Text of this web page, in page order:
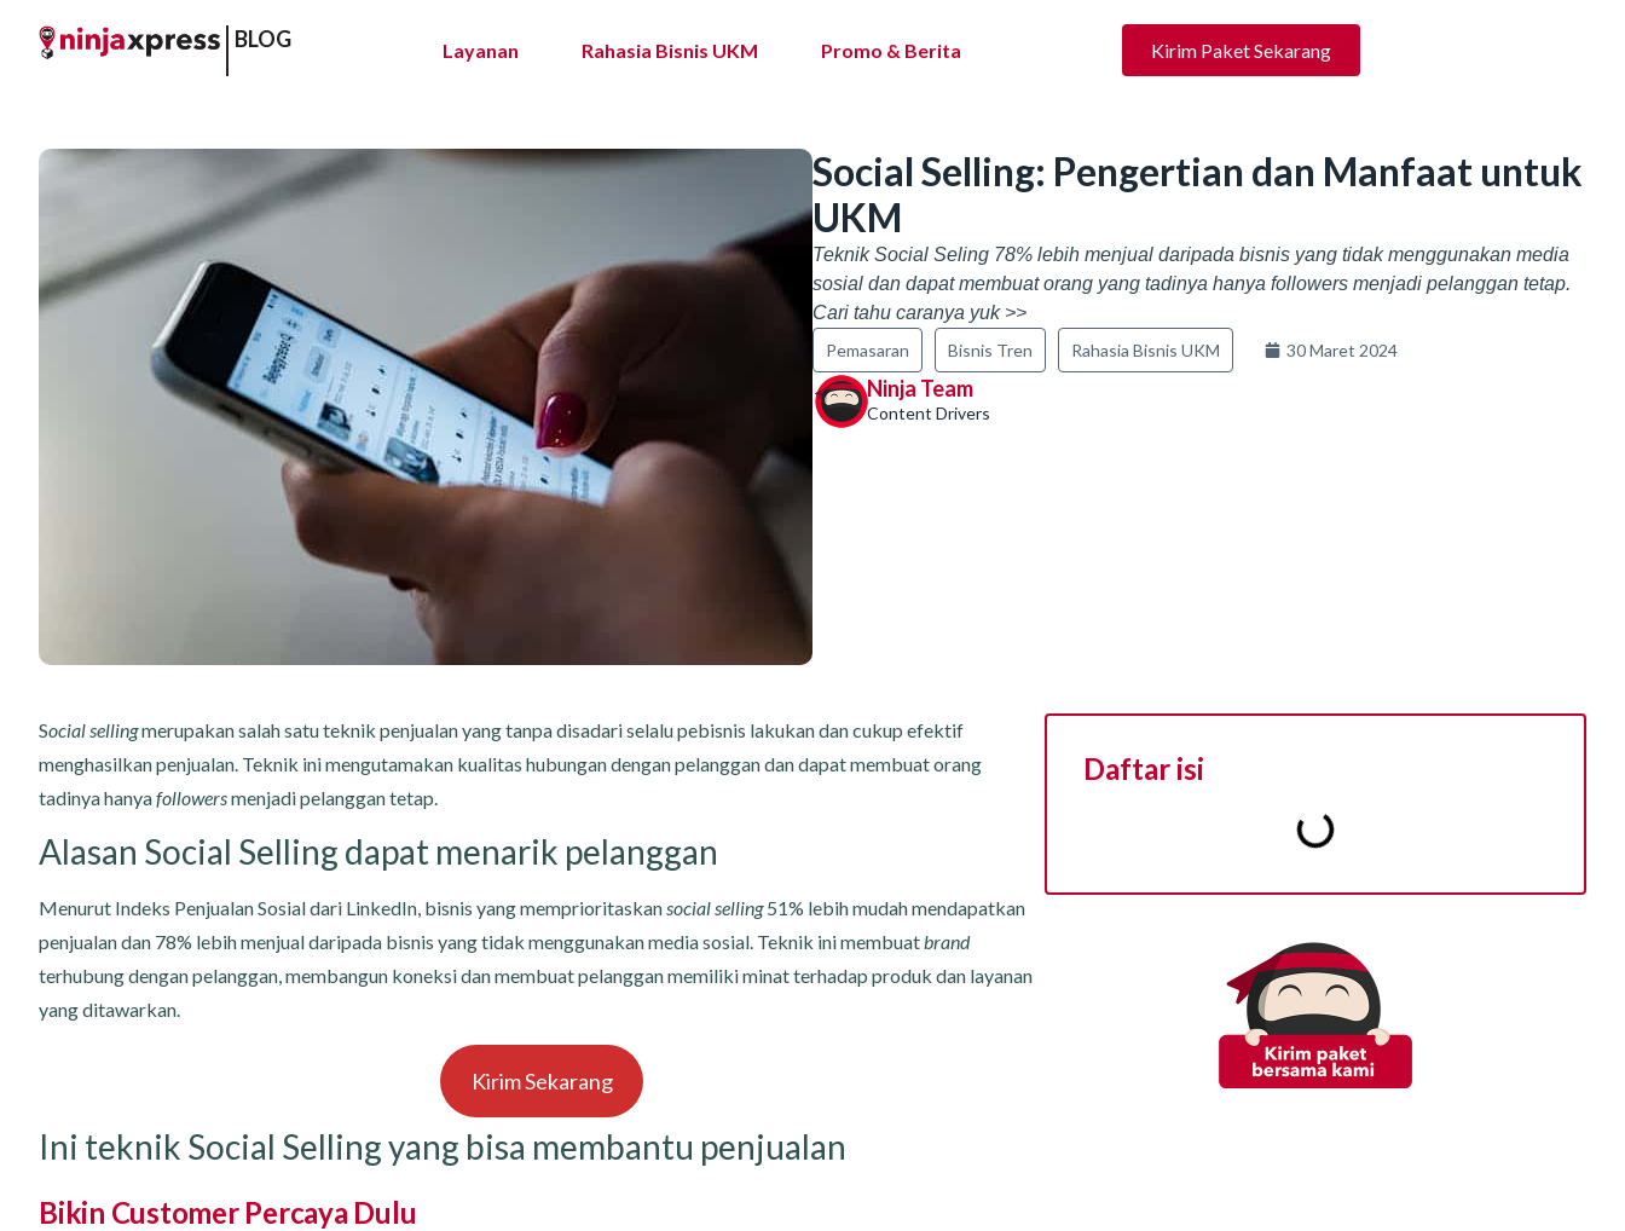
BLOG Layanan Rahasia Bisnis UKM Promo & Berita Kirim Paket Sekarang
Social Selling: Pengertian dan Manfaat untuk
UKM
Teknik Social Seling 78% lebih menjual daripada bisnis yang tidak menggunakan media
sosial dan dapat membuat orang yang tadinya hanya followers menjadi pelanggan tetap.
Cari tahu caranya yuk >>
Pemasaran
Bisnis Tren Rahasia Bisnis UKM 30 Maret 2024
Ninja Team
Content Drivers
Social sellingmerupakan salah satu teknik penjualan yang tanpa disadari selalu pebisnis lakukan dan cukup efektif
menghasilkan penjualan. Teknik ini mengutamakan kualitas hubungan dengan pelanggan dan dapat membuat orang
tadinya hanyafollowersmenjadi pelanggan tetap.
Alasan Social Selling dapat menarik pelanggan
Menurut Indeks Penjualan Sosial dari LinkedIn, bisnis yang memprioritaskansocial selling51% lebih mudah mendapatkan
penjualan dan 78% lebih menjual daripada bisnis yang tidak menggunakan media sosial. Teknik ini membuatbrand
terhubung dengan pelanggan, membangun koneksi dan membuat pelanggan memiliki minat terhadap produk dan layanan
yang ditawarkan.
Kirim Sekarang
Ini teknik Social Selling yang bisa membantu penjualan
Bikin Customer Percaya Dulu
Daftar isi